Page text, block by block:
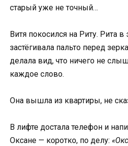
старый уже не точный…
Витя покосился на Риту. Рита в
застёгивала пальто перед
делала вид, что ничего не
каждое слово.
Она вышла из квартиры, не
В лифте достала телефон и
Оксане — коротко, по делу: